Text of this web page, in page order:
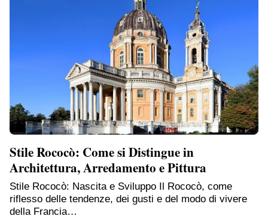
Stile Rococò: Come si Distingue in
Architettura, Arredamento e Pittura
Stile Rococò: Nascita e Sviluppo Il Rococò, come
riflesso delle tendenze, dei gusti e del modo di vivere
della Francia…